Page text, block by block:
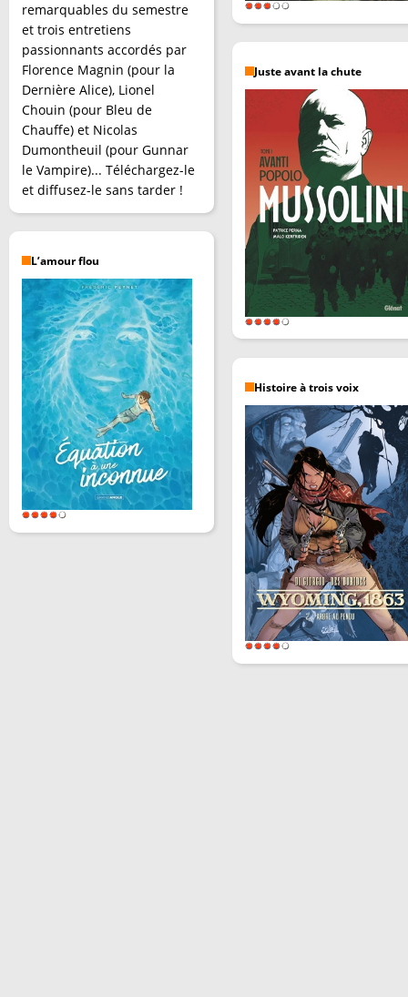
remarquables du semestre
et trois entretiens
passionnants accordés par
Florence Magnin (pour la
Dernière Alice), Lionel
Chouin (pour Bleu de
Chauffe) et Nicolas
Dumontheuil (pour Gunnar
le Vampire)... Téléchargez-le
et diffusez-le sans tarder !
L’amour flou
Juste avant la chute
Histoire à trois voix